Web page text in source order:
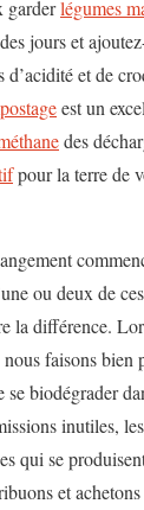
garderlégumes
jours et
et de
est un
des
pour la terre de
ou deux de
la différence.
faisons bien
se biodégrader
inutiles,
qui se
et